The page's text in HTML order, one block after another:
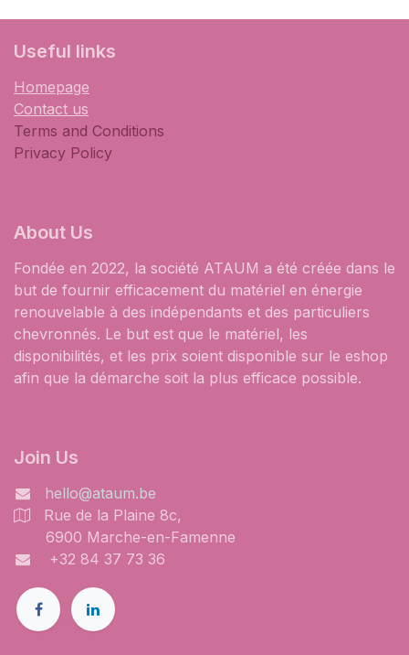
​Useful links
Homepage
Contact us
Terms and Conditions
Privacy Policy
About Us
Fondée en 2022, la société ATAUM a été créée dans le
but de fournir efficacement du matériel en énergie
renouvelable à des indépendants et des particuliers
chevronnés. Le but est que le matériel, les
disponibilités, et les prix soient disponible sur le eshop
afin que la démarche soit la plus efficace possible.
​Join Us
hello@ataum.be
Rue de la Plaine 8c,
6900 Marche-en-Famenne
+32 84 37 73 36